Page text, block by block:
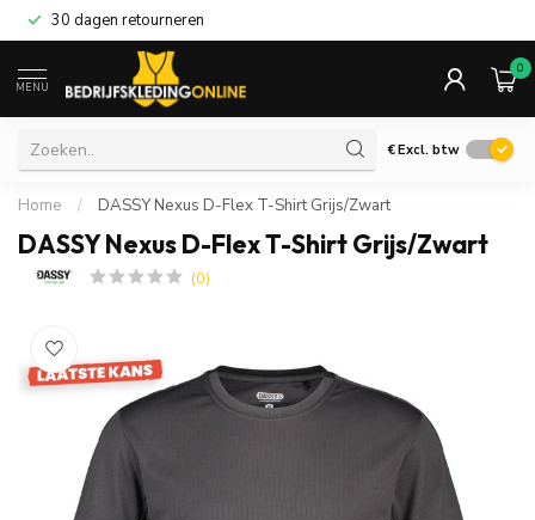
30 dagen retourneren
MENU
0
€Excl. btw
Home / DASSY Nexus D-Flex T-Shirt Grijs/Zwart
DASSY Nexus D-Flex T-Shirt Grijs/Zwart
(0)